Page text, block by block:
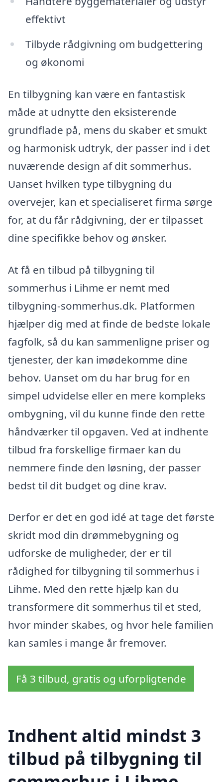
effektivt
Tilbyde rådgivning om budgettering
og økonomi
En tilbygning kan være en fantastisk
måde at udnytte den eksisterende
grundflade på, mens du skaber et smukt
og harmonisk udtryk, der passer ind i det
nuværende design af dit sommerhus.
Uanset hvilken type tilbygning du
overvejer, kan et specialiseret firma sørge
for, at du får rådgivning, der er tilpasset
dine specifikke behov og ønsker.
At få en tilbud på tilbygning til
sommerhus i Lihme er nemt med
tilbygning-sommerhus.dk. Platformen
hjælper dig med at finde de bedste lokale
fagfolk, så du kan sammenligne priser og
tjenester, der kan imødekomme dine
behov. Uanset om du har brug for en
simpel udvidelse eller en mere kompleks
ombygning, vil du kunne finde den rette
håndværker til opgaven. Ved at indhente
tilbud fra forskellige firmaer kan du
nemmere finde den løsning, der passer
bedst til dit budget og dine krav.
Derfor er det en god idé at tage det første
skridt mod din drømmebygning og
udforske de muligheder, der er til
rådighed for tilbygning til sommerhus i
Lihme. Med den rette hjælp kan du
transformere dit sommerhus til et sted,
hvor minder skabes, og hvor hele familien
kan samles i mange år fremover.
Få 3 tilbud, gratis og uforpligtende
Indhent altid mindst 3
tilbud på tilbygning til